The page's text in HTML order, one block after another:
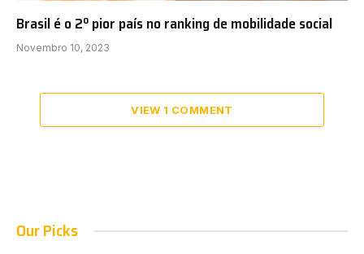
Brasil é o 2º pior país no ranking de mobilidade social
Novembro 10, 2023
VIEW 1 COMMENT
Our Picks